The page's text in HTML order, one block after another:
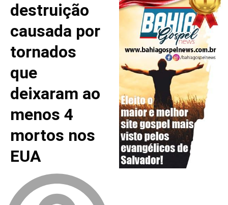
destruição
causada por
tornados
que
deixaram ao
menos 4
mortos nos
EUA